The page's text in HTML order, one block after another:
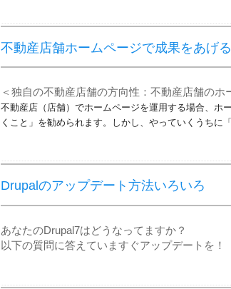
不動産店舗ホームページで成果をあげ
＜独自の不動産店舗の方向性：不動産店舗のホ
不動産店（店舗）でホームページを運用する場合、ホ
くこと」を勧められます。
しかし、やっていくうちに
Drupalのアップデート方法いろいろ
あなたのDrupal7はどうなってますか？
​以下の質問に答えていますぐアップデートを！